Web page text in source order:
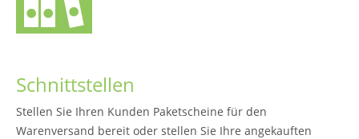
Schnittstellen
Stellen Sie Ihren Kunden Paketscheine für den
Warenversand bereit oder stellen Sie Ihre angekauften